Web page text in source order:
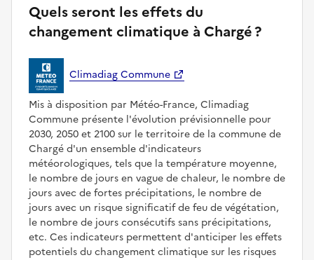
Quels seront les effets du
changement climatique à Chargé ?
Climadiag Commune
Mis à disposition par Météo-France, Climadiag
Commune présente l'évolution prévisionnelle pour
2030, 2050 et 2100 sur le territoire de la commune de
Chargé d'un ensemble d'indicateurs
météorologiques, tels que la température moyenne,
le nombre de jours en vague de chaleur, le nombre de
jours avec de fortes précipitations, le nombre de
jours avec un risque significatif de feu de végétation,
le nombre de jours consécutifs sans précipitations,
etc. Ces indicateurs permettent d'anticiper les effets
potentiels du changement climatique sur les risques